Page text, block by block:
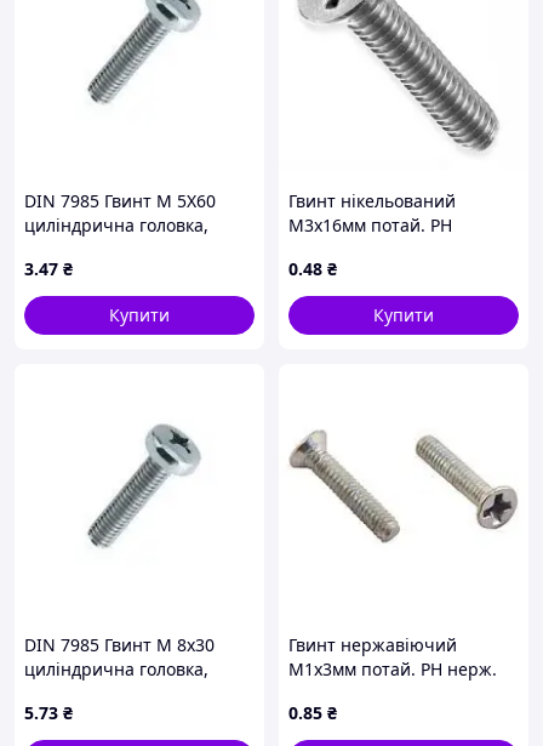
DIN 7985 Гвинт М 5Х60
циліндрична головка,
3.47 ₴
Купити
Гвинт нікельований
М3х16мм потай. PH
0.48 ₴
Купити
DIN 7985 Гвинт М 8х30
циліндрична головка,
5.73 ₴
Гвинт нержавіючий
М1х3мм потай. PH нерж.
0.85 ₴